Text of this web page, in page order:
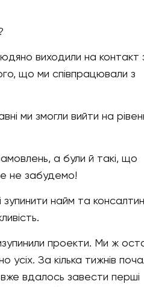
виходили на контакт
що ми співпрацювали з
ми змогли вийти на
а були й такі, що
не забудемо!
зупинити найм та
проекти. Ми ж
усіх. За кілька тижнів
вже вдалось завести перші